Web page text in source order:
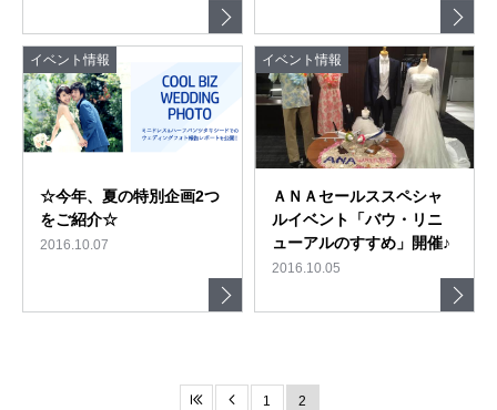
イベント情報
☆今年、夏の特別企画2つ
をご紹介☆
2016.10.07
イベント情報
ＡＮＡセールススペシャ
ルイベント「バウ・リニ
ューアルのすすめ」開催♪
2016.10.05
1 2